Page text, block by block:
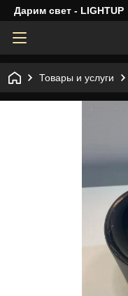
Дарим свет - LIGHTUP
Товары и услуги